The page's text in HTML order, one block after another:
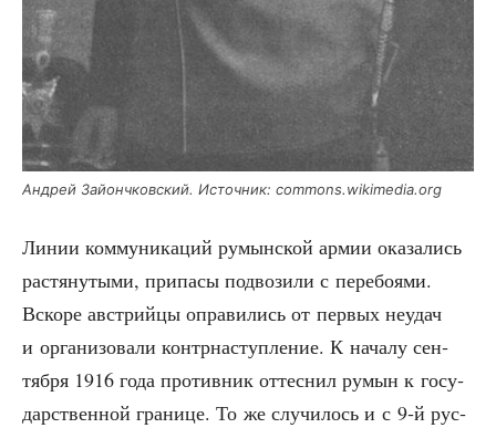
Андрей Зай­онч­ков­ский. Источ­ник: commons.wikimedia.org
Линии ком­му­ни­ка­ций румын­ской армии ока­за­лись
рас­тя­ну­ты­ми, при­па­сы под­во­зи­ли с пере­бо­я­ми.
Вско­ре австрий­цы опра­ви­лись от пер­вых неудач
и орга­ни­зо­ва­ли контр­на­ступ­ле­ние. К нача­лу сен­
тяб­ря 1916 года про­тив­ник оттес­нил румын к госу­
дар­ствен­ной гра­ни­це. То же слу­чи­лось и с 9‑й рус­